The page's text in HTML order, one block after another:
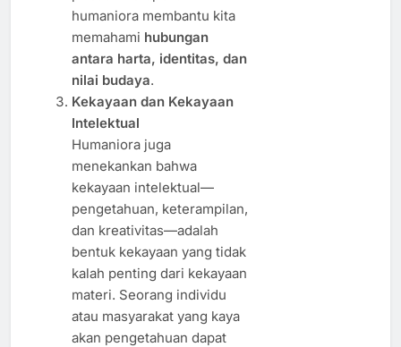
humaniora membantu kita
memahami hubungan
antara harta, identitas, dan
nilai budaya.
Kekayaan dan Kekayaan
Intelektual
Humaniora juga
menekankan bahwa
kekayaan intelektual—
pengetahuan, keterampilan,
dan kreativitas—adalah
bentuk kekayaan yang tidak
kalah penting dari kekayaan
materi. Seorang individu
atau masyarakat yang kaya
akan pengetahuan dapat